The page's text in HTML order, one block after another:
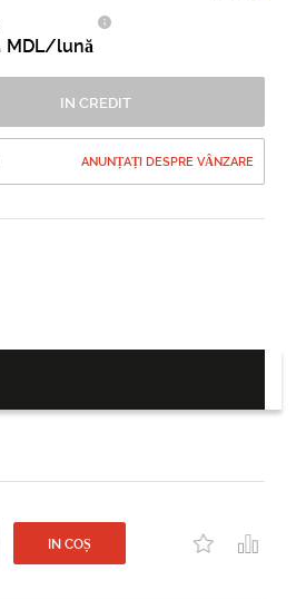
MDL/lună
IN CREDIT
ANUNȚAȚI DESPRE VÂNZARE
IN COȘ